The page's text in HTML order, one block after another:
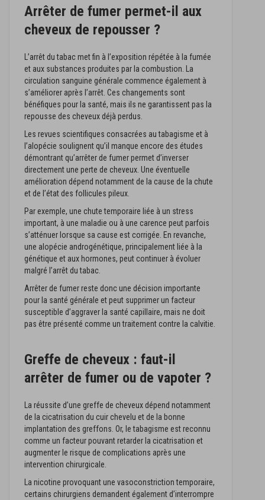
Arrêter de fumer permet-il aux
cheveux de repousser ?
L’arrêt du tabac met fin à l’exposition répétée à la fumée
et aux substances produites par la combustion. La
circulation sanguine générale commence également à
s’améliorer après l’arrêt. Ces changements sont
bénéfiques pour la santé, mais ils ne garantissent pas la
repousse des cheveux déjà perdus.
Les revues scientifiques consacrées au tabagisme et à
l’alopécie soulignent qu’il manque encore des études
démontrant qu’arrêter de fumer permet d’inverser
directement une perte de cheveux. Une éventuelle
amélioration dépend notamment de la cause de la chute
et de l’état des follicules pileux.
Par exemple, une chute temporaire liée à un stress
important, à une maladie ou à une carence peut parfois
s’atténuer lorsque sa cause est corrigée. En revanche,
une alopécie androgénétique, principalement liée à la
génétique et aux hormones, peut continuer à évoluer
malgré l’arrêt du tabac.
Arrêter de fumer reste donc une décision importante
pour la santé générale et peut supprimer un facteur
susceptible d’aggraver la santé capillaire, mais ne doit
pas être présenté comme un traitement contre la calvitie.
Greffe de cheveux : faut-il
arrêter de fumer ou de vapoter ?
La réussite d’une greffe de cheveux dépend notamment
de la cicatrisation du cuir chevelu et de la bonne
implantation des greffons. Or, le tabagisme est reconnu
comme un facteur pouvant retarder la cicatrisation et
augmenter le risque de complications après une
intervention chirurgicale.
La nicotine provoquant une vasoconstriction temporaire,
certains chirurgiens demandent également d’interrompre